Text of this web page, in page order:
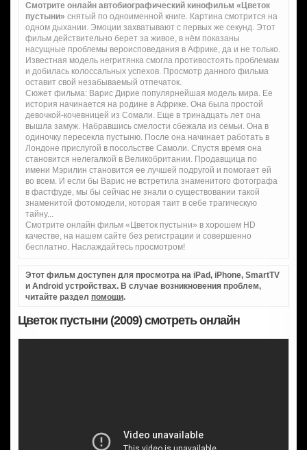
Смотрите онлайн автобиографический кинофильм «Цветок
пустыни» снятый по одноименной книге. Картина смотрится на
одном дыхании. Эмоции захватывают с первых же секунд. Этот
фильм действительно берет за живое, в нём показаны
насущные проблемы вероисповедания в Африке, да и не только.
Известная модель негритянка смогла противостоять проблемам
и добилась колоссальных успехов. Просмотр данного фильма
оставит свой незабываемый отпечаток.
Сюжет фильма: Варис Дирие популярнейшая модель мира. Ее
история начинается на родине в Африке. Она была простой
девочкой-кочевницей из Сомали. Еще в тринадцать лет она
вышла замуж. Набравшись смелости сбежала из семьи. Она в
одиночку пересекла пустыню. После она начинает работать в
Лондоне прислугой в посольстве Самоли. Спустя время она
становится нелегалкой в Великобритании. Продавщица по
имени Мэрилин становится ее лучшей подругой и помогает ей
во всем. И если бы Варис не встретила знаменитого фотографа
в фастфуде, мы бы сейчас не знали о существовании такой
знаменитой фотомодели, которая таит в себе трагическую
тайну...
Смотрите онлайн фильм «Цветок пустыни» в хорошем HD
качестве, на нашем сайте без регистрации и совершенно
бесплатно. Наслаждайтесь просмотром!
Этот фильм доступен для просмотра на iPad, iPhone, SmartTV
и Android устройствах. В случае возникновения проблем,
читайте раздел помощи.
Цветок пустыни (2009) смотреть онлайн